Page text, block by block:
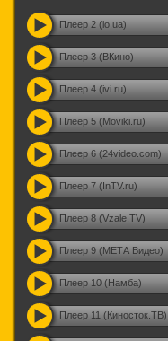
Плеер 2 (io.ua)
Плеер 3 (ВКино)
Плеер 4 (ivi.ru)
Плеер 5 (Moviki.ru)
Плеер 6 (24video.com)
Плеер 7 (InTV.ru)
Плеер 8 (Vzale.TV)
Плеер 9 (МЕТА Видео)
Плеер 10 (Намба)
Плеер 11 (Киносток.ТВ)